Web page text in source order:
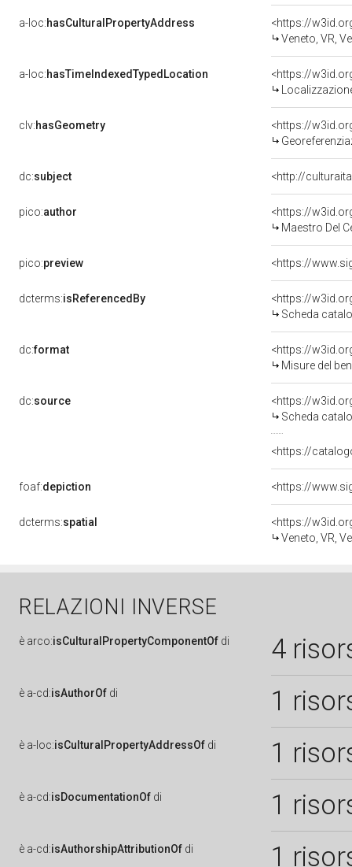
a-loc:hasCulturalPropertyAddress
<https://
Veneto, VR,
a-loc:hasTimeIndexedTypedLocation
<https://
clv:hasGeometry
<https://
dc:subject <http://
pico:author
<https://
Maestro Del
pico:preview
dcterms:isReferencedBy
<https://
Scheda
dc:format
<https://
Misure del
dc:source
<https://
Scheda
<https://
foaf:depiction
dcterms:spatial
<https://
Veneto, VR,
RELAZIONI INVERSE
è arco:isCulturalPropertyComponentOf di 4
è a-cd:isAuthorOf di 1
è a-loc:isCulturalPropertyAddressOf di 1
è a-cd:isDocumentationOf di 1
è a-cd:isAuthorshipAttributionOf di 1